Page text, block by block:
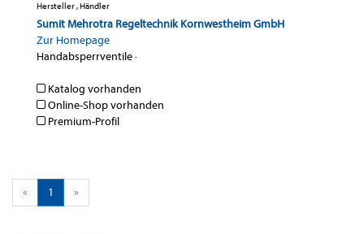
Hersteller , Händler
Sumit Mehrotra Regeltechnik Kornwestheim GmbH
Zur Homepage
Handabsperrventile·
Katalog vorhanden
Online-Shop vorhanden
Premium-Profil
« 1 »